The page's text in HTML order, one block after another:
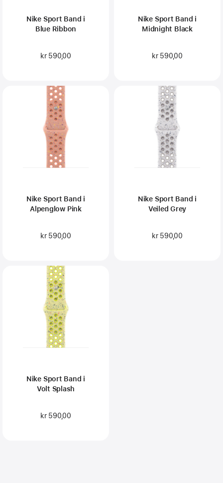
Nike Sport Band i
Blue Ribbon
kr 590,00
Nike Sport Band i
Midnight Black
kr 590,00
Nike Sport Band i
Alpenglow Pink
kr 590,00
Nike Sport Band i
Veiled Grey
kr 590,00
Nike Sport Band i
Volt Splash
kr 590,00